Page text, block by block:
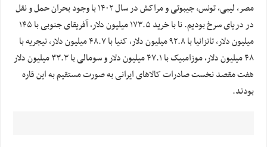
مصر، لیبی، تونس، جیبوتی و مراکش در سال ۱۴۰۲ با وجود بحران حمل و نقل
در دریای سرخ بودیم. نا با خرید ۱۷۳.۵ میلیون دلار، آفریقای جنوبی با ۱۴۵
میلیون دلار، تانزانیا با ۹۲.۸ میلیون دلار، کنیا با ۴۸.۷ میلیون دلار، نیجریه با
۴۸ میلیون دلار، موزامبیک با ۴۷.۱ میلیون دلار و سومالی با ۳۳.۳ میلیون دلار
هفت مقصد نخست صادرات کالاهای ایرانی به صورت مستقیم به این قاره
بودند.